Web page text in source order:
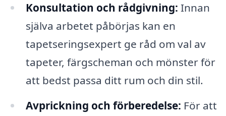
Konsultation och rådgivning: Innan
själva arbetet påbörjas kan en
tapetseringsexpert ge råd om val av
tapeter, färgscheman och mönster för
att bedst passa ditt rum och din stil.
Avprickning och förberedelse: För att